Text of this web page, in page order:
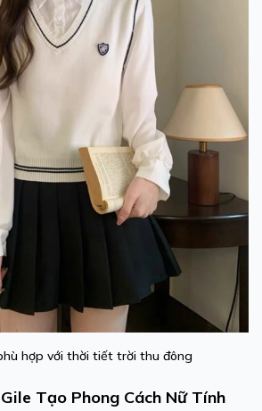
hợp với thời tiết trời thu đông
Tạo Phong Cách Nữ Tính